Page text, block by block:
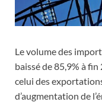
Le volume des
baissé de 85,9% à
celui des
d’augmentation de